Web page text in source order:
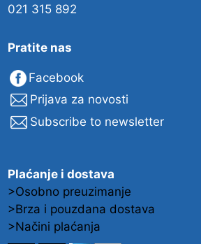
021 315 892
Pratite nas
Facebook
Prijava za novosti
Subscribe to newsletter
Plaćanje i dostava
>Osobno preuzimanje
>Brza i pouzdana dostava
>Načini plaćanja